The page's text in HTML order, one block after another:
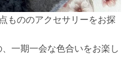
もののアクセサリーをお探
一期一会な色合いをお楽し